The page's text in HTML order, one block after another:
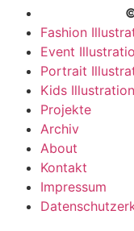
Fashion
Event
Portrait
Kids Illustration
Projekte
Archiv
About
Kontakt
Impressum